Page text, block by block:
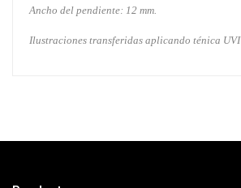
Ancho del pendiente: 12 mm.
Ilustraciones transferidas aplicando ténica UVI